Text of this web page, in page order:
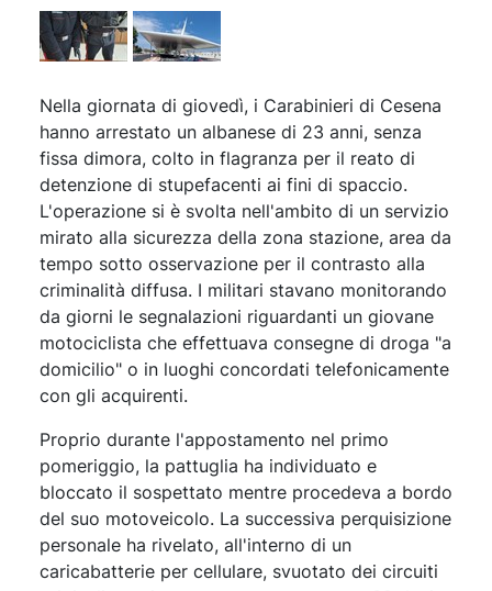
Nella giornata di giovedì, i Carabinieri di Cesena
hanno arrestato un albanese di 23 anni, senza
fissa dimora, colto in flagranza per il reato di
detenzione di stupefacenti ai fini di spaccio.
L'operazione si è svolta nell'ambito di un servizio
mirato alla sicurezza della zona stazione, area da
tempo sotto osservazione per il contrasto alla
criminalità diffusa. I militari stavano monitorando
da giorni le segnalazioni riguardanti un giovane
motociclista che effettuava consegne di droga "a
domicilio" o in luoghi concordati telefonicamente
con gli acquirenti.
Proprio durante l'appostamento nel primo
pomeriggio, la pattuglia ha individuato e
bloccato il sospettato mentre procedeva a bordo
del suo motoveicolo. La successiva perquisizione
personale ha rivelato, all'interno di un
caricabatterie per cellulare, svuotato dei circuiti